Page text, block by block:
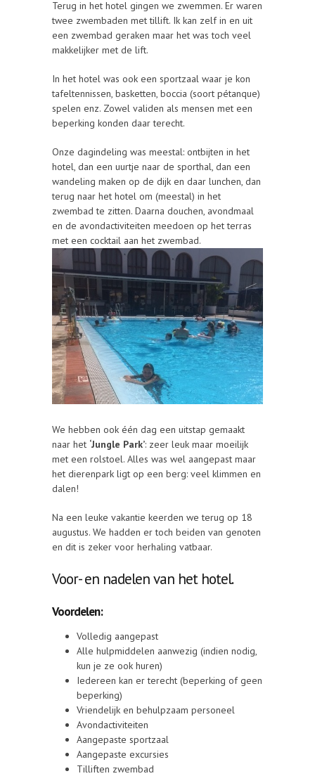
Terug in het hotel gingen we zwemmen. Er waren
twee zwembaden met tillift. Ik kan zelf in en uit
een zwembad geraken maar het was toch veel
makkelijker met de lift.
In het hotel was ook een sportzaal waar je kon
tafeltennissen, basketten, boccia (soort pétanque)
spelen enz. Zowel validen als mensen met een
beperking konden daar terecht.
Onze dagindeling was meestal: ontbijten in het
hotel, dan een uurtje naar de sporthal, dan een
wandeling maken op de dijk en daar lunchen, dan
terug naar het hotel om (meestal) in het
zwembad te zitten. Daarna douchen, avondmaal
en de avondactiviteiten meedoen op het terras
met een cocktail aan het zwembad.
We hebben ook één dag een uitstap gemaakt
naar het ‘Jungle Park’: zeer leuk maar moeilijk
met een rolstoel. Alles was wel aangepast maar
het dierenpark ligt op een berg: veel klimmen en
dalen!
Na een leuke vakantie keerden we terug op 18
augustus. We hadden er toch beiden van genoten
en dit is zeker voor herhaling vatbaar.
Voor- en nadelen van het hotel.
Voordelen:
Volledig aangepast
Alle hulpmiddelen aanwezig (indien nodig,
kun je ze ook huren)
Iedereen kan er terecht (beperking of geen
beperking)
Vriendelijk en behulpzaam personeel
Avondactiviteiten
Aangepaste sportzaal
Aangepaste excursies
Tilliften zwembad